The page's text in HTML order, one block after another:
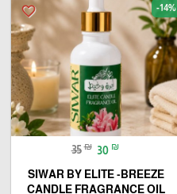
favorite_border -14%
35 ₪ 30 ₪
SIWAR BY ELITE -BREEZE
CANDLE FRAGRANCE OIL